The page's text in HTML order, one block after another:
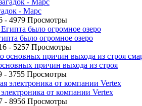
- Марс
- 4979 Просмотры
было огромное озеро
- 5257 Просмотры
причин выхода из строя
- 3755 Просмотры
от компании Vertex
- 8956 Просмотры